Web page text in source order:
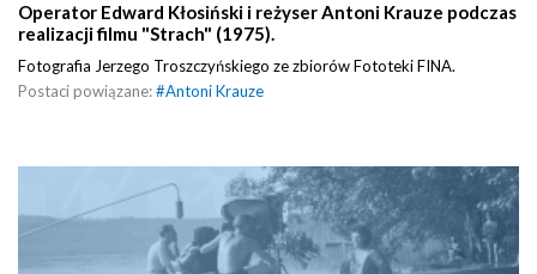
Operator Edward Kłosiński i reżyser Antoni Krauze podczas
realizacji filmu "Strach" (1975).
Fotografia Jerzego Troszczyńskiego ze zbiorów Fototeki FINA.
Postaci powiązane:#Antoni Krauze